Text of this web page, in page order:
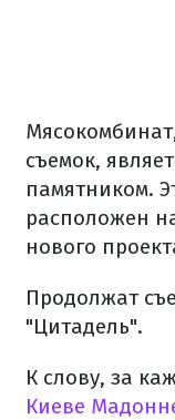
съемок,
памятником.
расположен
нового
Продолжат
"Цитадель".
К слову, за
Киеве